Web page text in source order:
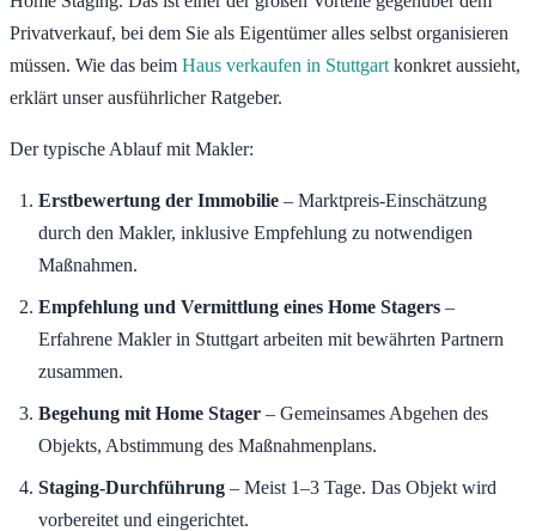
Privatverkauf, bei dem Sie als Eigentümer alles selbst organisieren
müssen. Wie das beim Haus verkaufen in Stuttgart konkret aussieht,
erklärt unser ausführlicher Ratgeber.
Der typische Ablauf mit Makler:
Erstbewertung der Immobilie – Marktpreis-Einschätzung
durch den Makler, inklusive Empfehlung zu notwendigen
Maßnahmen.
Empfehlung und Vermittlung eines Home Stagers –
Erfahrene Makler in Stuttgart arbeiten mit bewährten Partnern
zusammen.
Begehung mit Home Stager – Gemeinsames Abgehen des
Objekts, Abstimmung des Maßnahmenplans.
Staging-Durchführung – Meist 1–3 Tage. Das Objekt wird
vorbereitet und eingerichtet.